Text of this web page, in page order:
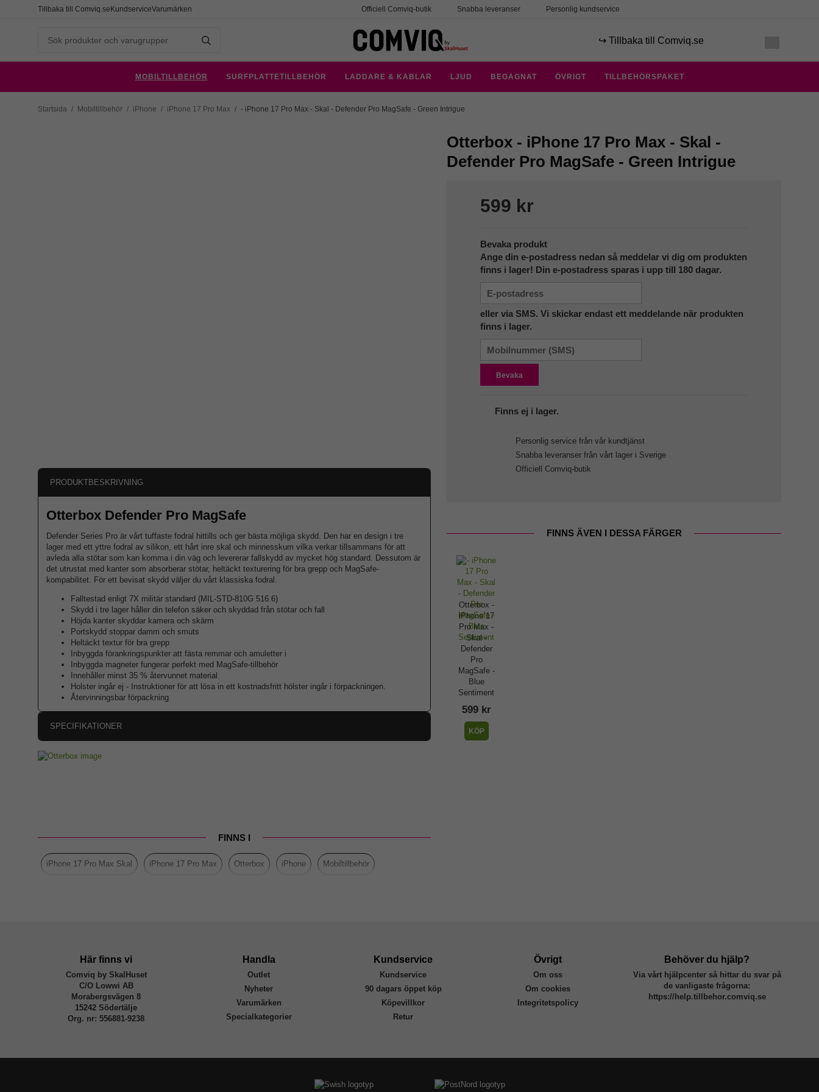
Tillbaka till Comviq.seKundserviceVarumärken Officiell Comviq-butik Snabba leveranser Personlig kundservice
↪️ Tillbaka till Comviq.se
MOBILTILLBEHÖR SURFPLATTETILLBEHÖR LADDARE & KABLAR LJUD BEGAGNAT ÖVRIGT TILLBEHÖRSPAKET
Startsida / Mobiltillbehör / iPhone / iPhone 17 Pro Max / - iPhone 17 Pro Max - Skal - Defender Pro MagSafe - Green Intrigue
Otterbox - iPhone 17 Pro Max - Skal -
Defender Pro MagSafe - Green Intrigue
599 kr
Bevaka produkt
Ange din e-postadress nedan så meddelar vi dig om produkten
finns i lager! Din e-postadress sparas i upp till 180 dagar.
eller via SMS. Vi skickar endast ett meddelande när produkten
finns i lager.
Bevaka
Finns ej i lager.
Personlig service från vår kundtjänst
Snabba leveranser från vårt lager i Sverige
Officiell Comviq-butik
FINNS ÄVEN I DESSA FÄRGER
Otterbox -
iPhone 17
Pro Max -
Skal -
Defender
Pro
MagSafe -
Blue
Sentiment
599 kr
KÖP
PRODUKTBESKRIVNING
Otterbox Defender Pro MagSafe
Defender Series Pro är vårt tuffaste fodral hittills och ger bästa möjliga skydd. Den har en design i tre
lager med ett yttre fodral av silikon, ett hårt inre skal och minnesskum vilka verkar tillsammans för att
avleda alla stötar som kan komma i din väg och levererar fallskydd av mycket hög standard. Dessutom är
det utrustat med kanter som absorberar stötar, heltäckt texturering för bra grepp och MagSafe-
kompabilitet. För ett bevisat skydd väljer du vårt klassiska fodral.
Falltestad enligt 7X militär standard (MIL-STD-810G 516.6)
Skydd i tre lager håller din telefon säker och skyddad från stötar och fall
Höjda kanter skyddar kamera och skärm
Portskydd stoppar damm och smuts
Heltäckt textur för bra grepp
Inbyggda förankringspunkter att fästa remmar och amuletter i
Inbyggda magneter fungerar perfekt med MagSafe-tillbehör
Innehåller minst 35 % återvunnet material
Holster ingår ej - Instruktioner för att lösa in ett kostnadsfritt hölster ingår i förpackningen.
Återvinningsbar förpackning
SPECIFIKATIONER
Varumärke
FINNS I
iPhone 17 Pro Max Skal iPhone 17 Pro Max Otterbox iPhone Mobiltillbehör
Här finns vi
Comviq by SkalHuset
C/O Lowwi AB
Morabergsvägen 8
15242 Södertälje
Org. nr: 556881-9238
Handla
Outlet
Nyheter
Varumärken
Specialkategorier
Kundservice
Kundservice
90 dagars öppet köp
Köpevillkor
Retur
Övrigt
Om oss
Om cookies
Integritetspolicy
Behöver du hjälp?
Via vårt hjälpcenter så hittar du svar på
de vanligaste frågorna:
https://help.tillbehor.comviq.se